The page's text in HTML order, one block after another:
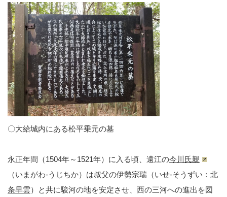
〇大給城内にある松平乗元の墓
永正年間（1504年～1521年）に入る頃、遠江の今川氏親
（いまがわ-うじちか）は叔父の伊勢宗瑞（いせ-そうずい： 北
条早雲）と共に駿河の地を安定させ、西の三河への進出を図